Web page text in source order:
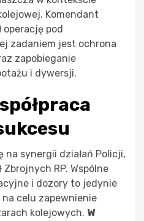
Komendant
operację pod
zadaniem jest ochrona
zapobieganie
i dywersji.
na synergii działań Policji,
Zbrojnych RP. Wspólne
i dozory to jedynie
celu zapewnienie
kolejowych. W